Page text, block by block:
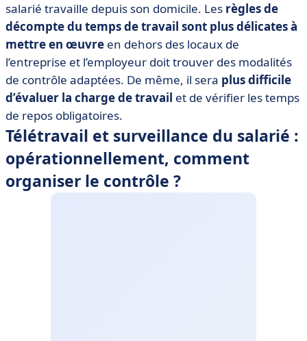
salarié travaille depuis son domicile. Les règles de
décompte du temps de travail sont plus délicates à
mettre en œuvre en dehors des locaux de
l’entreprise et l’employeur doit trouver des modalités
de contrôle adaptées. De même, il sera plus difficile
d’évaluer la charge de travail et de vérifier les temps
de repos obligatoires.
Télétravail et surveillance du salarié :
opérationnellement, comment
organiser le contrôle ?